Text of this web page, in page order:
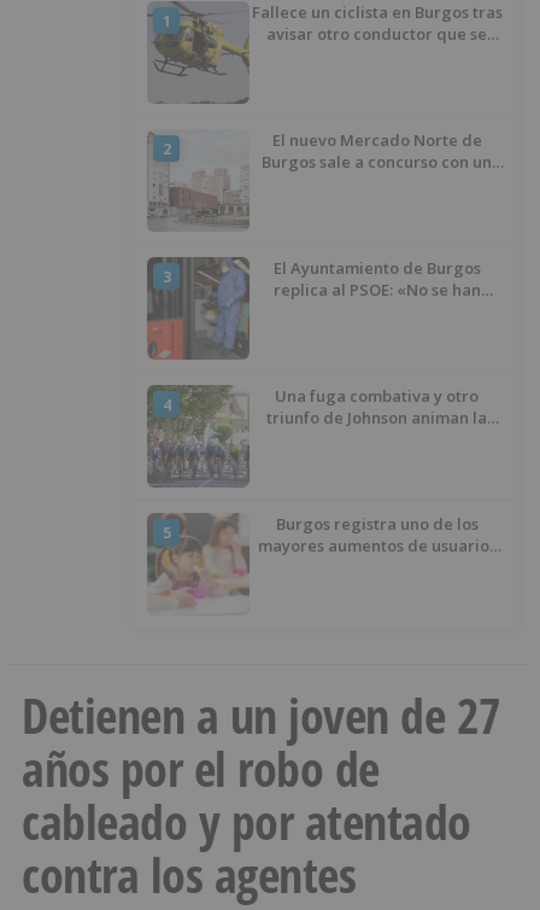
1
Fallece un ciclista en Burgos tras
avisar otro conductor que se
2
El nuevo Mercado Norte de
Burgos sale a concurso con un
3
El Ayuntamiento de Burgos
replica al PSOE: «No se han
4
Una fuga combativa y otro
triunfo de Johnson animan la
5
Burgos registra uno de los
mayores aumentos de usuarios
Detienen a un joven de 27
años por el robo de
cableado y por atentado
contra los agentes